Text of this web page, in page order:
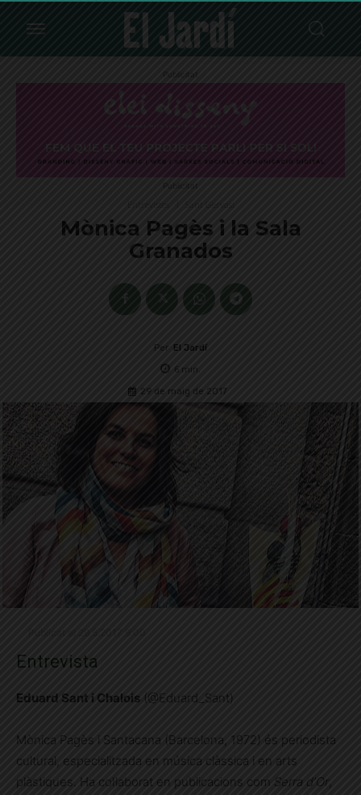
Publicitat
Publicitat
Mònica Pagès i la Sala
Granados
Per El Jardí
6 min.
29 de maig de 2017
Entrevista
Eduard Sant i Chalois (@Eduard_Sant)
Mònica Pagès i Santacana (Barcelona, 1972) és periodista
cultural, especialitzada en música clàssica i en arts
plàstiques. Ha col·laborat en publicacions com Serra d’Or,